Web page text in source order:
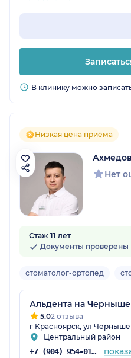
В клинику можно
Низкая цена приёма
Нет
Стаж 11 лет
Документы проверены
стоматолог-ортопед
Альдента на
5.02 отзыва
г Красноярск, ул
Центральный район
+7 (904) 954-01-81